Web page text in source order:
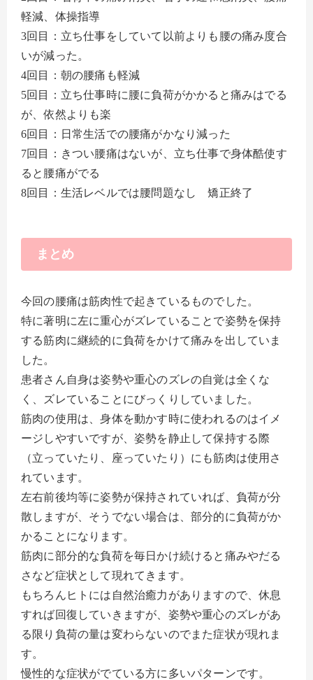
軽減、体操指導
3回目：立ち仕事をしていて以前よりも腰の痛み度合
いが減った。
4回目：朝の腰痛も軽減
5回目：立ち仕事時に腰に負荷がかかると痛みはでる
が、依然よりも楽
6回目：日常生活での腰痛がかなり減った
7回目：きつい腰痛はないが、立ち仕事で身体酷使す
ると腰痛がでる
8回目：生活レベルでは腰問題なし 矯正終了
まとめ
今回の腰痛は筋肉性で起きているものでした。
特に著明に左に重心がズレていることで姿勢を保持
する筋肉に継続的に負荷をかけて痛みを出していま
した。
患者さん自身は姿勢や重心のズレの自覚は全くな
く、ズレていることにびっくりしていました。
筋肉の使用は、身体を動かす時に使われるのはイメ
ージしやすいですが、姿勢を静止して保持する際
（立っていたり、座っていたり）にも筋肉は使用さ
れています。
左右前後均等に姿勢が保持されていれば、負荷が分
散しますが、そうでない場合は、部分的に負荷がか
かることになります。
筋肉に部分的な負荷を毎日かけ続けると痛みやだる
さなど症状として現れてきます。
もちろんヒトには自然治癒力がありますので、休息
すれば回復していきますが、姿勢や重心のズレがあ
る限り負荷の量は変わらないのでまた症状が現れま
す。
慢性的な症状がでている方に多いパターンです。